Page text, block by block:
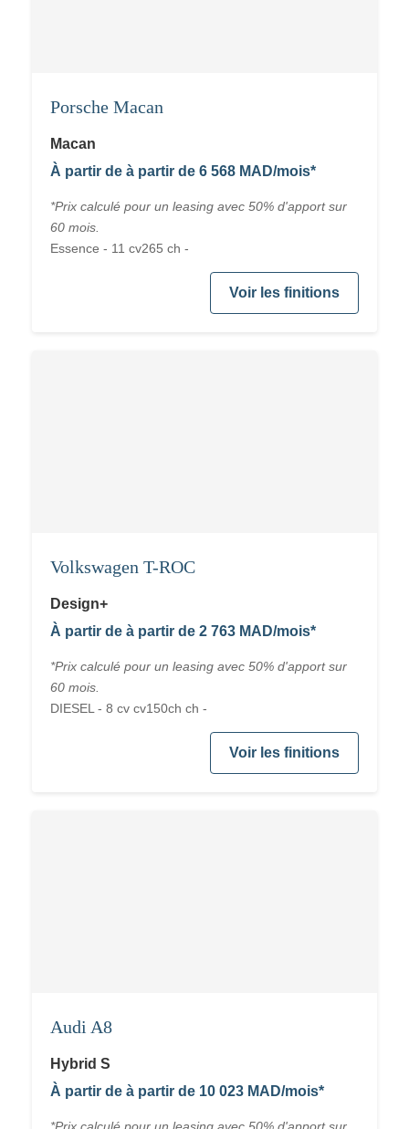
Porsche Macan
Macan
À partir de à partir de 6 568 MAD/mois*
*Prix calculé pour un leasing avec 50% d'apport sur
60 mois.
Essence - 11 cv265 ch -
Voir les finitions
Volkswagen T-ROC
Design+
À partir de à partir de 2 763 MAD/mois*
*Prix calculé pour un leasing avec 50% d'apport sur
60 mois.
DIESEL - 8 cv cv150ch ch -
Voir les finitions
Audi A8
Hybrid S
À partir de à partir de 10 023 MAD/mois*